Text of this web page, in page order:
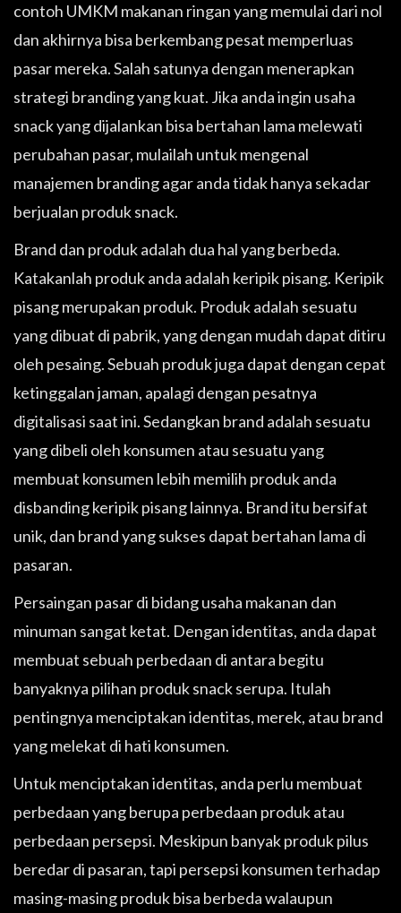
contoh UMKM makanan ringan yang memulai dari nol
dan akhirnya bisa berkembang pesat memperluas
pasar mereka. Salah satunya dengan menerapkan
strategi branding yang kuat. Jika anda ingin usaha
snack yang dijalankan bisa bertahan lama melewati
perubahan pasar, mulailah untuk mengenal
manajemen branding agar anda tidak hanya sekadar
berjualan produk snack.
Brand dan produk adalah dua hal yang berbeda.
Katakanlah produk anda adalah keripik pisang. Keripik
pisang merupakan produk. Produk adalah sesuatu
yang dibuat di pabrik, yang dengan mudah dapat ditiru
oleh pesaing. Sebuah produk juga dapat dengan cepat
ketinggalan jaman, apalagi dengan pesatnya
digitalisasi saat ini. Sedangkan brand adalah sesuatu
yang dibeli oleh konsumen atau sesuatu yang
membuat konsumen lebih memilih produk anda
disbanding keripik pisang lainnya. Brand itu bersifat
unik, dan brand yang sukses dapat bertahan lama di
pasaran.
Persaingan pasar di bidang usaha makanan dan
minuman sangat ketat. Dengan identitas, anda dapat
membuat sebuah perbedaan di antara begitu
banyaknya pilihan produk snack serupa. Itulah
pentingnya menciptakan identitas, merek, atau brand
yang melekat di hati konsumen.
Untuk menciptakan identitas, anda perlu membuat
perbedaan yang berupa perbedaan produk atau
perbedaan persepsi. Meskipun banyak produk pilus
beredar di pasaran, tapi persepsi konsumen terhadap
masing-masing produk bisa berbeda walaupun